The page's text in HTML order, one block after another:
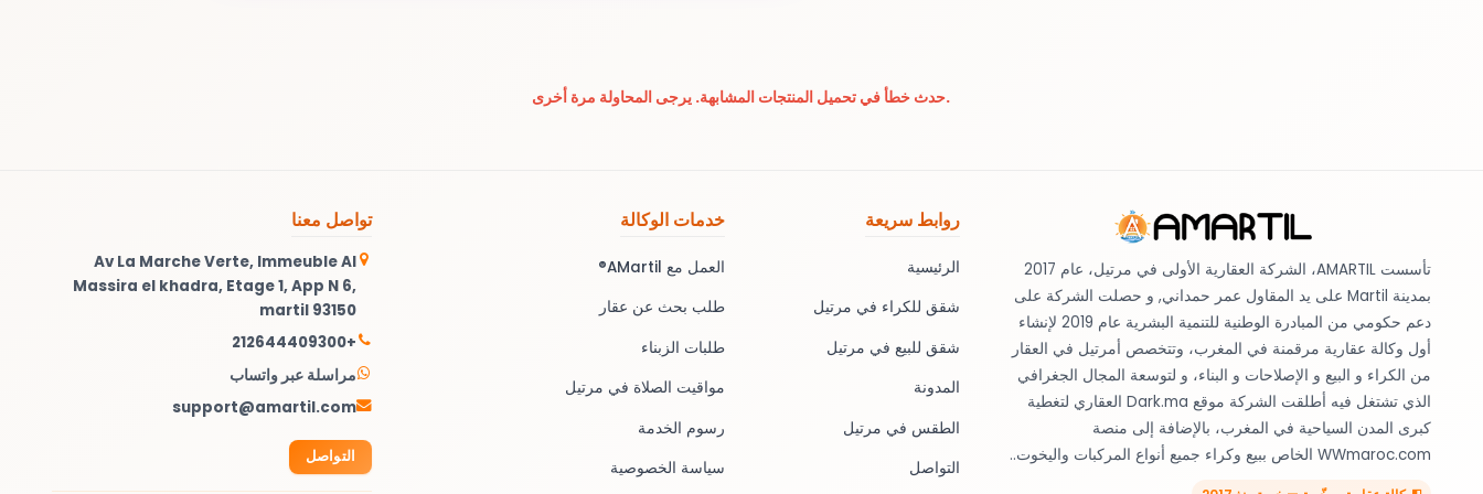
حدث خطأ في تحميل المنتجات المشابهة. يرجى المحاولة مرة أخرى.
تأسست AMARTIL، الشركة العقارية الأولى في مرتيل، عام 2017
بمدينة Martil على يد المقاول عمر حمداني, و حصلت الشركة على
دعم حكومي من المبادرة الوطنية للتنمية البشرية عام 2019 لإنشاء
أول وكالة عقارية مرقمنة في المغرب، وتتخصص أمرتيل في العقار
من الكراء و البيع و الإصلاحات و البناء، و لتوسعة المجال الجغرافي
الذي تشتغل فيه أطلقت الشركة موقع Dark.ma العقاري لتغطية
كبرى المدن السياحية في المغرب، بالإضافة إلى منصة
WWmaroc.com الخاص ببيع وكراء جميع أنواع المركبات واليخوت..
روابط سريعة
الرئيسية
شقق للكراء في مرتيل
شقق للبيع في مرتيل
المدونة
الطقس في مرتيل
التواصل
خدمات الوكالة
العمل مع AMartil®
طلب بحث عن عقار
طلبات الزبناء
مواقيت الصلاة في مرتيل
رسوم الخدمة
سياسة الخصوصية
تواصل معنا
Av La Marche Verte, Immeuble Al
Massira el khadra, Etage 1, App N 6,
martil 93150
+212644409300
مراسلة عبر واتساب
support@amartil.com
التواصل